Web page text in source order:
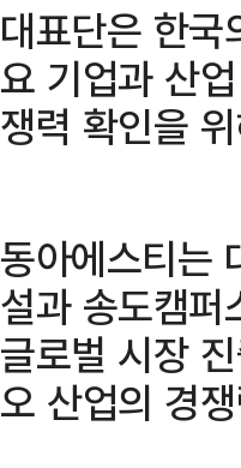
대표단은 한
요 기업과 산
쟁력 확인을
동아에스티는
설과 송도캠
글로벌 시장
오 산업의 경